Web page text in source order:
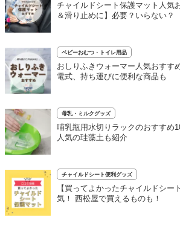
チャイルドシート保護マット人気
＆滑り止めに】必要？いらない？
ベビーおむつ・トイレ用品
おしりふきウォーマー人気おすす
電式、持ち運びに便利な商品も
母乳・ミルクグッズ
哺乳瓶用水切りラックのおすすめ
人気の珪藻土も紹介
チャイルドシート便利グッズ
【買ってよかったチャイルドシー
気！ 西松屋で買えるものも！